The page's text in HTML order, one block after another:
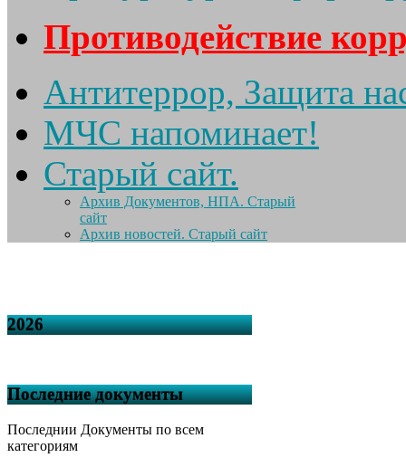
Противодействие
Антитеррор, Защита
МЧС напоминает!
Старый сайт.
Архив Документов, НПА. Старый
сайт
Архив новостей. Старый сайт
2026
Последние документы
Последнии Документы по всем
категориям